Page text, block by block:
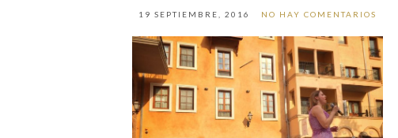
19 SEPTIEMBRE, 2016 NO HAY COMENTARIOS